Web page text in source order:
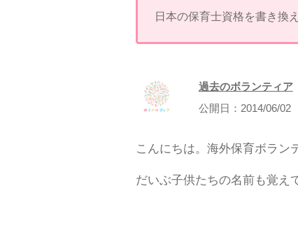
日本の保育士資格を書き換
過去のボランティア
公開日： 2014/06/02
こんにちは。海外保育ボラン
だいぶ子供たちの名前も覚え